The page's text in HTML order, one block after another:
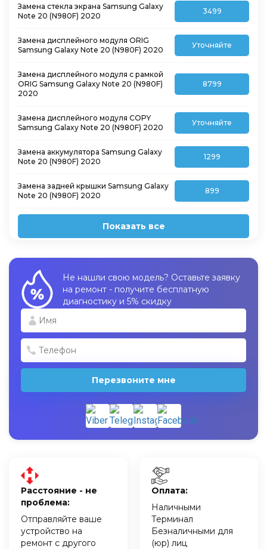
Замена стекла экрана Samsung Galaxy
Note 20 (N980F) 2020
3499
Замена дисплейного модуля ORIG
Samsung Galaxy Note 20 (N980F) 2020
Уточняйте
Замена дисплейного модуля с рамкой
ORIG Samsung Galaxy Note 20 (N980F)
2020
8799
Замена дисплейного модуля COPY
Samsung Galaxy Note 20 (N980F) 2020
Уточняйте
Замена аккумулятора Samsung Galaxy
Note 20 (N980F) 2020
1299
Замена задней крышки Samsung Galaxy
Note 20 (N980F) 2020
899
Показать все
Не нашли свою модель? Оставьте заявку
на ремонт - получите бесплатную
диагностику и 5% скидку
Перезвоните мне
Расстояние - не
проблема:
Отправляйте ваше
устройство на
ремонт с другого
Оплата:
Наличными
Терминал
Безналичными для
(юр) лиц